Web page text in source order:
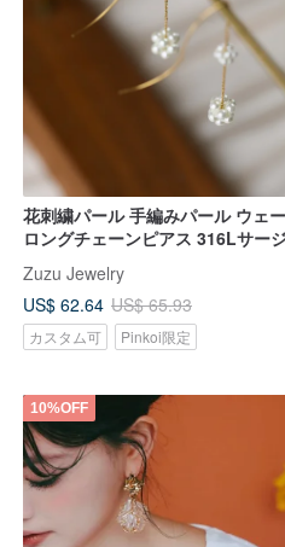
花刺繍パール 手編みパール ウェ
ロングチェーンピアス 316Lサー
ルステンレス
Zuzu Jewelry
US$ 62.64 US$ 65.93
カスタム可 Pinkoi限定
10%OFF